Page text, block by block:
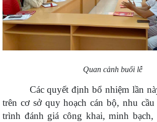
Quan cảnh buổi lễ
Các quyết định bổ nhiệm lần
trên cơ sở quy hoạch cán bộ, nhu
trình đánh giá công khai, minh bạch,